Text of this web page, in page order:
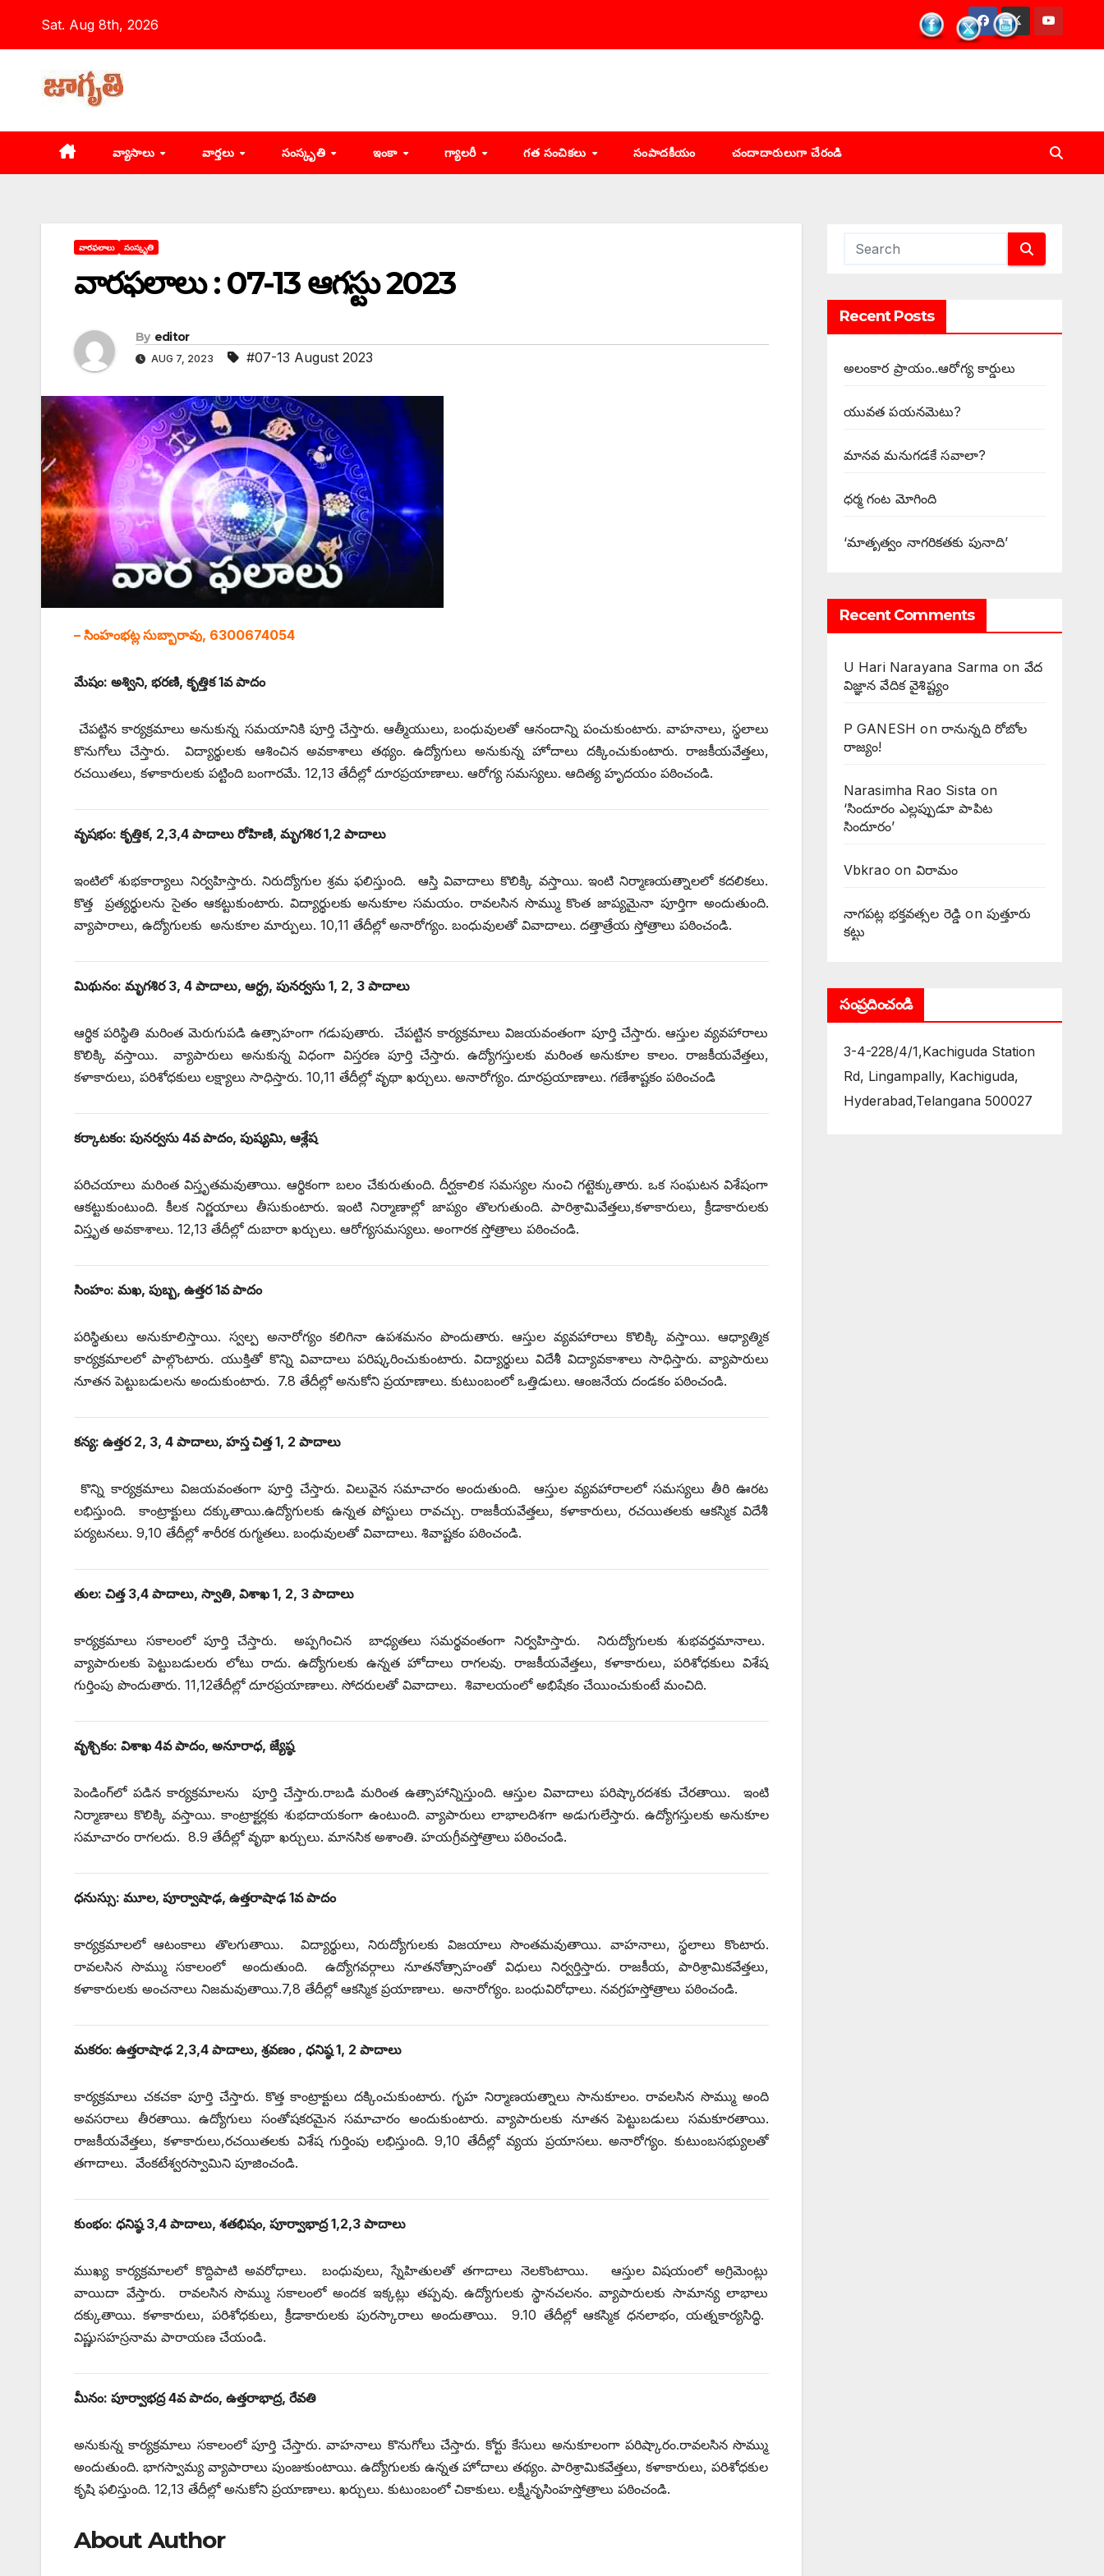
Sat. Aug 8th, 2026
వ్యాసాలు వార్తలు సంస్కృతి ఇంకా గ్యాలరీ గత సంచికలు సంపాదకీయం చందాదారులుగా చేరండి
వారఫలాలు సంస్కృతి
వారఫలాలు : 07-13 ఆగస్టు 2023
By editor
AUG 7, 2023 #07-13 August 2023
– సింహంభట్ల సుబ్బారావు, 6300674054
మేషం: అశ్విని, భరణి, కృత్తిక 1వ పాదం
చేపట్టిన కార్యక్రమాలు అనుకున్న సమయానికి పూర్తి చేస్తారు. ఆత్మీయులు, బంధువులతో ఆనందాన్ని పంచుకుంటారు. వాహనాలు, స్థలాలు
కొనుగోలు చేస్తారు. విద్యార్థులకు ఆశించిన అవకాశాలు తథ్యం. ఉద్యోగులు అనుకున్న హోదాలు దక్కించుకుంటారు. రాజకీయవేత్తలు,
రచయితలు, కళాకారులకు పట్టింది బంగారమే. 12,13 తేదీల్లో దూరప్రయాణాలు. ఆరోగ్య సమస్యలు. ఆదిత్య హృదయం పఠించండి.
వృషభం: కృత్తిక, 2,3,4 పాదాలు రోహిణి, మృగశిర 1,2 పాదాలు
ఇంటిలో శుభకార్యాలు నిర్వహిస్తారు. నిరుద్యోగుల శ్రమ ఫలిస్తుంది. ఆస్తి వివాదాలు కొలిక్కి వస్తాయి. ఇంటి నిర్మాణయత్నాలలో కదలికలు.
కొత్త ప్రత్యర్థులను సైతం ఆకట్టుకుంటారు. విద్యార్థులకు అనుకూల సమయం. రావలసిన సొమ్ము కొంత జాప్యమైనా పూర్తిగా అందుతుంది.
వ్యాపారాలు, ఉద్యోగులకు అనుకూల మార్పులు. 10,11 తేదీల్లో అనారోగ్యం. బంధువులతో వివాదాలు. దత్తాత్రేయ స్తోత్రాలు పఠించండి.
మిథునం: మృగశిర 3, 4 పాదాలు, ఆర్ధ్ర, పునర్వసు 1, 2, 3 పాదాలు
ఆర్థిక పరిస్థితి మరింత మెరుగుపడి ఉత్సాహంగా గడుపుతారు. చేపట్టిన కార్యక్రమాలు విజయవంతంగా పూర్తి చేస్తారు. ఆస్తుల వ్యవహారాలు
కొలిక్కి వస్తాయి. వ్యాపారులు అనుకున్న విధంగా విస్తరణ పూర్తి చేస్తారు. ఉద్యోగస్తులకు మరింత అనుకూల కాలం. రాజకీయవేత్తలు,
కళాకారులు, పరిశోధకులు లక్ష్యాలు సాధిస్తారు. 10,11 తేదీల్లో వృథా ఖర్చులు. అనారోగ్యం. దూరప్రయాణాలు. గణేశాష్టకం పఠించండి
కర్కాటకం: పునర్వసు 4వ పాదం, పుష్యమి, ఆశ్లేష
పరిచయాలు మరింత విస్తృతమవుతాయి. ఆర్థికంగా బలం చేకురుతుంది. దీర్ఘకాలిక సమస్యల నుంచి గట్టెక్కుతారు. ఒక సంఘటన విశేషంగా
ఆకట్టుకుంటుంది. కీలక నిర్ణయాలు తీసుకుంటారు. ఇంటి నిర్మాణాల్లో జాప్యం తొలగుతుంది. పారిశ్రామివేత్తలు,కళాకారులు, క్రీడాకారులకు
విస్తృత అవకాశాలు. 12,13 తేదీల్లో దుబారా ఖర్చులు. ఆరోగ్యసమస్యలు. అంగారక స్తోత్రాలు పఠించండి.
సింహం: మఖ, పుబ్బ, ఉత్తర 1వ పాదం
పరిస్థితులు అనుకూలిస్తాయి. స్వల్ప అనారోగ్యం కలిగినా ఉపశమనం పొందుతారు. ఆస్తుల వ్యవహారాలు కొలిక్కి వస్తాయి. ఆధ్యాత్మిక
కార్యక్రమాలలో పాల్గొంటారు. యుక్తితో కొన్ని వివాదాలు పరిష్కరించుకుంటారు. విద్యార్థులు విదేశీ విద్యావకాశాలు సాధిస్తారు. వ్యాపారులు
నూతన పెట్టుబడులను అందుకుంటారు. 7.8 తేదీల్లో అనుకోని ప్రయాణాలు. కుటుంబంలో ఒత్తిడులు. ఆంజనేయ దండకం పఠించండి.
కన్య: ఉత్తర 2, 3, 4 పాదాలు, హస్త చిత్త 1, 2 పాదాలు
కొన్ని కార్యక్రమాలు విజయవంతంగా పూర్తి చేస్తారు. విలువైన సమాచారం అందుతుంది. ఆస్తుల వ్యవహారాలలో సమస్యలు తీరి ఊరట
లభిస్తుంది. కాంట్రాక్టులు దక్కుతాయి.ఉద్యోగులకు ఉన్నత పోస్టులు రావచ్చు. రాజకీయవేత్తలు, కళాకారులు, రచయితలకు ఆకస్మిక విదేశీ
పర్యటనలు. 9,10 తేదీల్లో శారీరక రుగ్మతలు. బంధువులతో వివాదాలు. శివాష్టకం పఠించండి.
తుల: చిత్త 3,4 పాదాలు, స్వాతి, విశాఖ 1, 2, 3 పాదాలు
కార్యక్రమాలు సకాలంలో పూర్తి చేస్తారు. అప్పగించిన బాధ్యతలు సమర్థవంతంగా నిర్వహిస్తారు. నిరుద్యోగులకు శుభవర్తమానాలు.
వ్యాపారులకు పెట్టుబడులరు లోటు రాదు. ఉద్యోగులకు ఉన్నత హోదాలు రాగలవు. రాజకీయవేత్తలు, కళాకారులు, పరిశోధకులు విశేష
గుర్తింపు పొందుతారు. 11,12తేదీల్లో దూరప్రయాణాలు. సోదరులతో వివాదాలు. శివాలయంలో అభిషేకం చేయించుకుంటే మంచిది.
వృశ్చికం: విశాఖ 4వ పాదం, అనూరాధ, జ్యేష్ఠ
పెండింగ్‌లో పడిన కార్యక్రమాలను పూర్తి చేస్తారు.రాబడి మరింత ఉత్సాహాన్నిస్తుంది. ఆస్తుల వివాదాలు పరిష్కారదశకు చేరతాయి. ఇంటి
నిర్మాణాలు కొలిక్కి వస్తాయి. కాంట్రాక్టర్లకు శుభదాయకంగా ఉంటుంది. వ్యాపారులు లాభాలదిశగా అడుగులేస్తారు. ఉద్యోగస్తులకు అనుకూల
సమాచారం రాగలదు. 8.9 తేదీల్లో వృథా ఖర్చులు. మానసిక అశాంతి. హయగ్రీవస్తోత్రాలు పఠించండి.
ధనుస్సు: మూల, పూర్వాషాఢ, ఉత్తరాషాఢ 1వ పాదం
కార్యక్రమాలలో ఆటంకాలు తొలగుతాయి. విద్యార్థులు, నిరుద్యోగులకు విజయాలు సొంతమవుతాయి. వాహనాలు, స్థలాలు కొంటారు.
రావలసిన సొమ్ము సకాలంలో అందుతుంది. ఉద్యోగవర్గాలు నూతనోత్సాహంతో విధులు నిర్వర్తిస్తారు. రాజకీయ, పారిశ్రామికవేత్తలు,
కళాకారులకు అంచనాలు నిజమవుతాయి.7,8 తేదీల్లో ఆకస్మిక ప్రయాణాలు. అనారోగ్యం. బంధువిరోధాలు. నవగ్రహస్తోత్రాలు పఠించండి.
మకరం: ఉత్తరాషాఢ 2,3,4 పాదాలు, శ్రవణం , ధనిష్ఠ 1, 2 పాదాలు
కార్యక్రమాలు చకచకా పూర్తి చేస్తారు. కొత్త కాంట్రాక్టులు దక్కించుకుంటారు. గృహ నిర్మాణయత్నాలు సానుకూలం. రావలసిన సొమ్ము అంది
అవసరాలు తీరతాయి. ఉద్యోగులు సంతోషకరమైన సమాచారం అందుకుంటారు. వ్యాపారులకు నూతన పెట్టుబడులు సమకూరతాయి.
రాజకీయవేత్తలు, కళాకారులు,రచయితలకు విశేష గుర్తింపు లభిస్తుంది. 9,10 తేదీల్లో వ్యయ ప్రయాసలు. అనారోగ్యం. కుటుంబసభ్యులతో
తగాదాలు. వేంకటేశ్వరస్వామిని పూజించండి.
కుంభం: ధనిష్ఠ 3,4 పాదాలు, శతభిషం, పూర్వాభాద్ర 1,2,3 పాదాలు
ముఖ్య కార్యక్రమాలలో కొద్దిపాటి అవరోధాలు. బంధువులు, స్నేహితులతో తగాదాలు నెలకొంటాయి. ఆస్తుల విషయంలో అగ్రిమెంట్లు
వాయిదా వేస్తారు. రావలసిన సొమ్ము సకాలంలో అందక ఇక్కట్లు తప్పవు. ఉద్యోగులకు స్థానచలనం. వ్యాపారులకు సామాన్య లాభాలు
దక్కుతాయి. కళాకారులు, పరిశోధకులు, క్రీడాకారులకు పురస్కారాలు అందుతాయి. 9.10 తేదీల్లో ఆకస్మిక ధనలాభం, యత్నకార్యసిద్ధి.
విష్ణుసహస్రనామ పారాయణ చేయండి.
మీనం: పూర్వాభద్ర 4వ పాదం, ఉత్తరాభాద్ర, రేవతి
అనుకున్న కార్యక్రమాలు సకాలంలో పూర్తి చేస్తారు. వాహనాలు కొనుగోలు చేస్తారు. కోర్టు కేసులు అనుకూలంగా పరిష్కారం.రావలసిన సొమ్ము
అందుతుంది. భాగస్వామ్య వ్యాపారాలు పుంజుకుంటాయి. ఉద్యోగులకు ఉన్నత హోదాలు తథ్యం. పారిశ్రామికవేత్తలు, కళాకారులు, పరిశోధకుల
కృషి ఫలిస్తుంది. 12,13 తేదీల్లో అనుకోని ప్రయాణాలు. ఖర్చులు. కుటుంబంలో చికాకులు. లక్ష్మీనృసింహస్తోత్రాలు పఠించండి.
About Author
Recent Posts
అలంకార ప్రాయం..ఆరోగ్య కార్డులు
యువత పయనమెటు?
మానవ మనుగడకే సవాలా?
ధర్మ గంట మోగింది
‘మాతృత్వం నాగరికతకు పునాది’
Recent Comments
U Hari Narayana Sarma on వేద
విజ్ఞాన వేదిక వైశిష్ట్యం
P GANESH on ‌రానున్నది రోబోల
రాజ్యం!
Narasimha Rao Sista on
‘సిందూరం ఎల్లప్పుడూ పాపిట
సిందూరం’
Vbkrao on విరామం
నాగపట్ల భక్తవత్సల రెడ్డి on పుత్తూరు
కట్టు
సంప్రదించండి
3-4-228/4/1,Kachiguda Station
Rd, Lingampally, Kachiguda,
Hyderabad,Telangana 500027